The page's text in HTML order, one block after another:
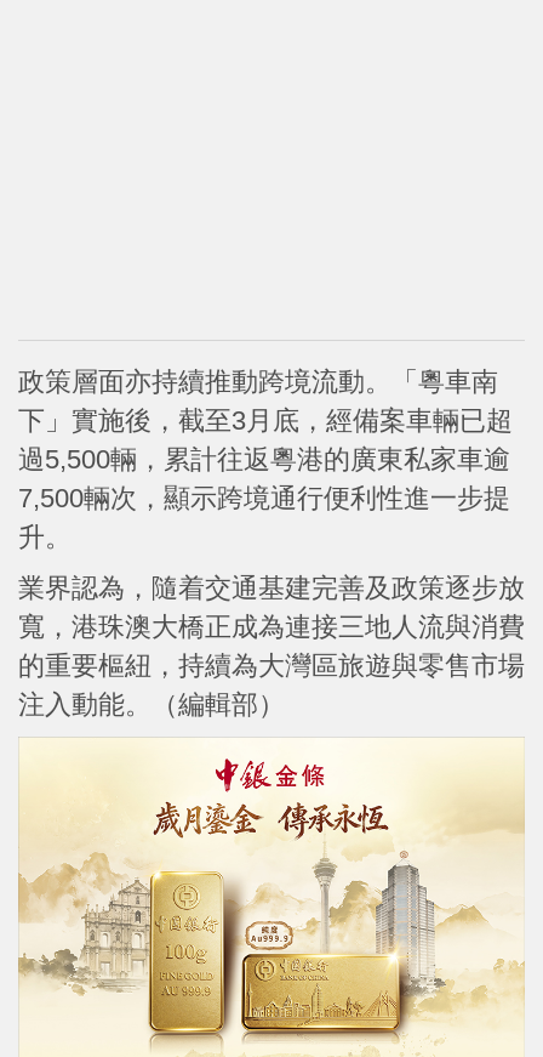
政策層面亦持續推動跨境流動。「粵車南
下」實施後，截至3月底，經備案車輛已超
過5,500輛，累計往返粵港的廣東私家車逾
7,500輛次，顯示跨境通行便利性進一步提
升。
業界認為，隨着交通基建完善及政策逐步放
寬，港珠澳大橋正成為連接三地人流與消費
的重要樞紐，持續為大灣區旅遊與零售市場
注入動能。（編輯部）